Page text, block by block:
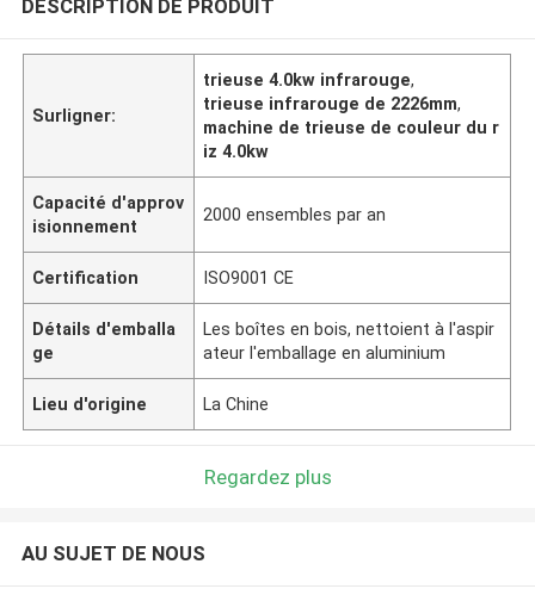
DESCRIPTION DE PRODUIT
Surligner:
trieuse 4.0kw infrarouge,
trieuse infrarouge de 2226mm,
machine de trieuse de couleur du r
iz 4.0kw
Capacité d'approv
isionnement
2000 ensembles par an
Certification ISO9001 CE
Détails d'emballa
ge
Les boîtes en bois, nettoient à l'aspir
ateur l'emballage en aluminium
Lieu d'origine La Chine
Regardez plus
AU SUJET DE NOUS